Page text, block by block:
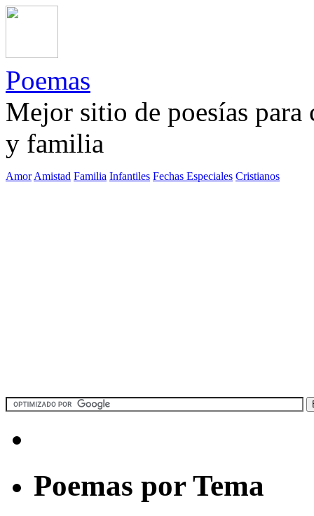
Poemas
Mejor sitio de poesías
y familia
Amor Amistad Familia Infantiles Fechas Especiales Cristianos
Poemas por Tema